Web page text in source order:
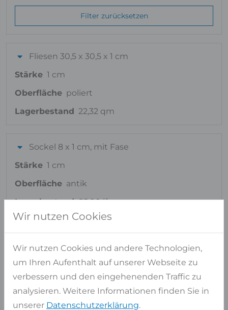
Filter zurücksetzen
Fliesen 30,5 x 30,5 x 1 cm
Stärke 1 cm
Oberfläche poliert
Lagerbestand 22,32 qm
Sockel 8 x 1 cm, mit Fase
Stärke 1 cm
Oberfläche antik
Lagerbestand 85,00 lfm
Ähnliche Materialien
FÜR ROSSO ASIAGO
Wir nutzen Cookies
Wir nutzen Cookies und andere Technologien,
um Ihren Aufenthalt auf unserer Webseite zu
verbessern und den eingehenenden Traffic zu
analysieren. Weitere Informationen finden Sie in
unserer Datenschutzerklärung.